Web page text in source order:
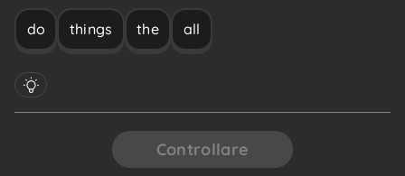
do things the all
Controllare